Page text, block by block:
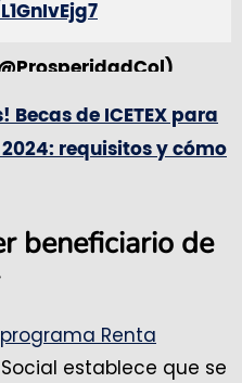
Becas de ICETEX para
requisitos y cómo
beneficiario de
programa Renta
establece que se